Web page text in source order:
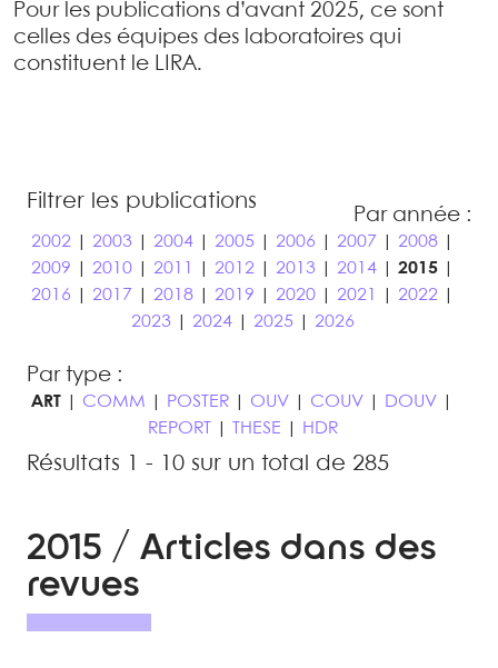
Pour les publications d’avant 2025, ce sont
celles des équipes des laboratoires qui
constituent le LIRA.
Filtrer les publications
Par année :
2002| 2003| 2004| 2005| 2006 2007 2008|
2009
2010| 2011 2012| 2013| 2014| 2015|
2016
2017 2018| 2019 2020| 2021 2022|
2023| 2024| 2025| 2026
Par type :
ART COMM POSTER OUV COUV DOUV
REPORT
THESE HDR
Résultats 1 - 10 sur un total de 285
2015 / Articles dans des
revues